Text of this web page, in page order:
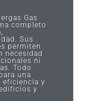
Gas
completo
Sus
permiten
necesidad
ni
Todo
una
eficiencia y
y